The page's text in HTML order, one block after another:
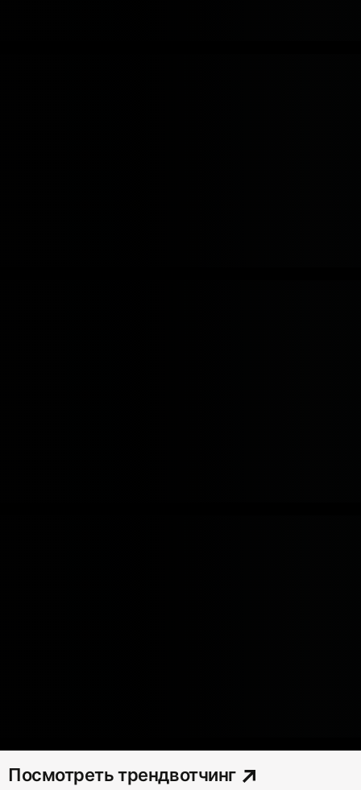
Посмотреть трендвотчинг